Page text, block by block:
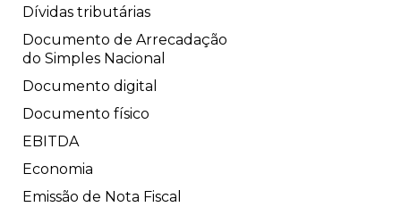
Dívidas tributárias
Documento de Arrecadação
do Simples Nacional
Documento digital
Documento físico
EBITDA
Economia
Emissão de Nota Fiscal